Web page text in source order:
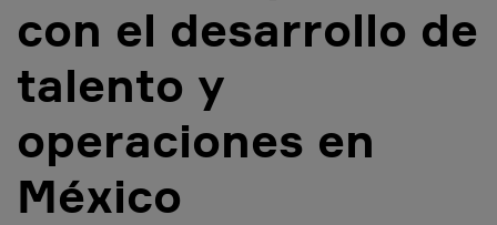
con el desarrollo de
talento y
operaciones en
México